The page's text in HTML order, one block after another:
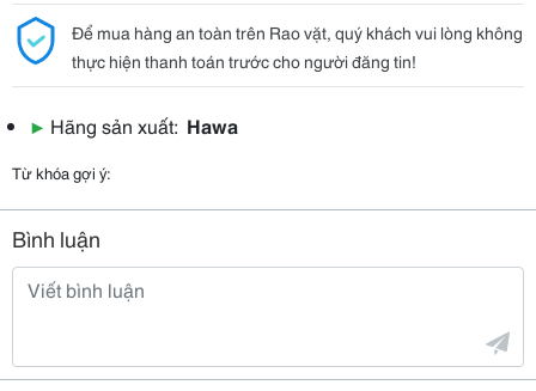
Để mua hàng an toàn trên Rao vặt, quý khách vui lòng không
thực hiện thanh toán trước cho người đăng tin!
▶ Hãng sản xuất: Hawa
Từ khóa gợi ý:
Bình luận